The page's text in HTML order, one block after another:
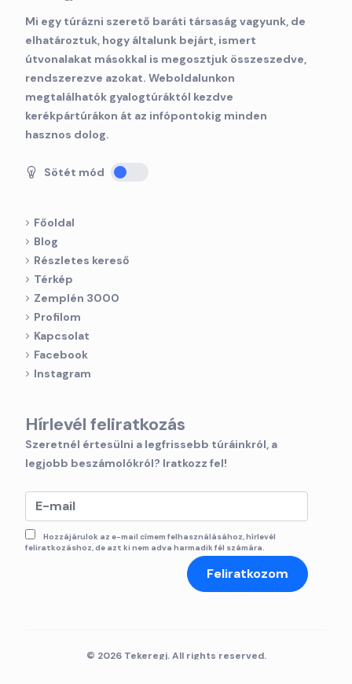
Mi egy túrázni szerető baráti társaság vagyunk, de
elhatároztuk, hogy általunk bejárt, ismert
útvonalakat másokkal is megosztjuk összeszedve,
rendszerezve azokat. Weboldalunkon
megtalálhatók gyalogtúráktól kezdve
kerékpártúrákon át az infópontokig minden
hasznos dolog.
Sötét mód
Főoldal
Blog
Részletes kereső
Térkép
Zemplén 3000
Profilom
Kapcsolat
Facebook
Instagram
Hírlevél feliratkozás
Szeretnél értesülni a legfrissebb túráinkról, a
legjobb beszámolókról? Iratkozz fel!
Hozzájárulok az e-mail címem felhasználásához, hírlevél
feliratkozáshoz, de azt ki nem adva harmadik fél számára.
Feliratkozom
© 2026 Tekeregj. All rights reserved.